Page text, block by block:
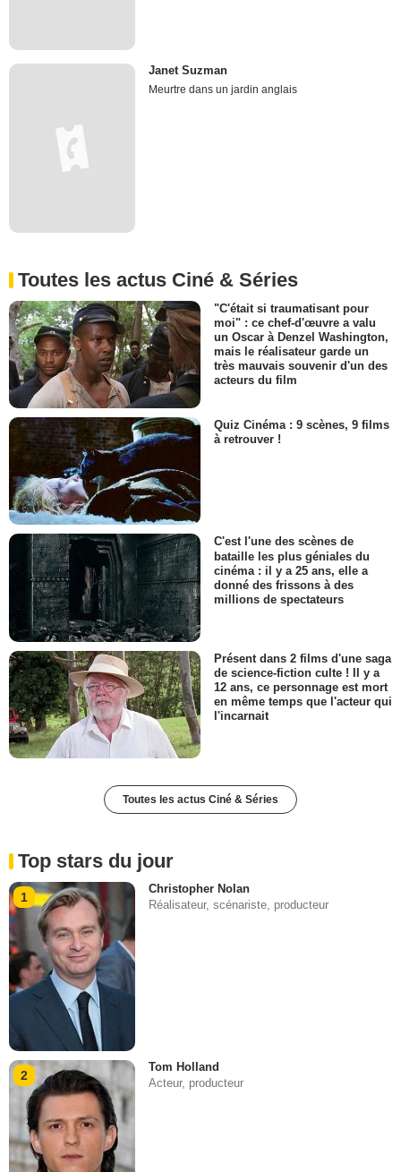
Janet Suzman
Meurtre dans un jardin anglais
Toutes les actus Ciné & Séries
"C'était si traumatisant pour
moi" : ce chef-d'œuvre a valu
un Oscar à Denzel Washington,
mais le réalisateur garde un
très mauvais souvenir d'un des
acteurs du film
Quiz Cinéma : 9 scènes, 9 films
à retrouver !
C'est l'une des scènes de
bataille les plus géniales du
cinéma : il y a 25 ans, elle a
donné des frissons à des
millions de spectateurs
Présent dans 2 films d'une saga
de science-fiction culte ! Il y a
12 ans, ce personnage est mort
en même temps que l'acteur qui
l'incarnait
Toutes les actus Ciné & Séries
Top stars du jour
1
Christopher Nolan
Réalisateur, scénariste, producteur
2
Tom Holland
Acteur, producteur